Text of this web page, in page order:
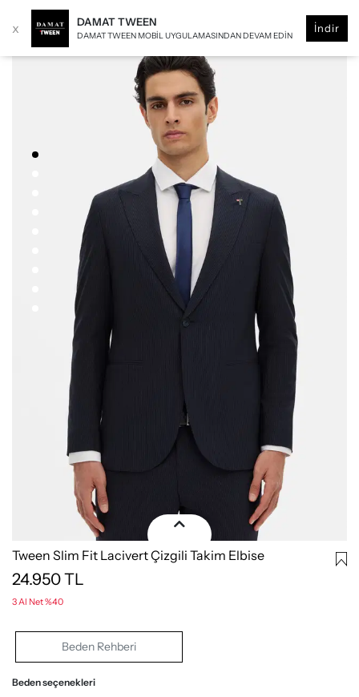
x DAMAT TWEEN
DAMAT TWEEN MOBIL UYGULAMASINDAN DEVAM EDIN
İndir
Tween Slim Fit Lacivert Çizgili Takim Elbise
24.950TL
3 Al Net %40
Beden Rehberi
Beden seçenekleri